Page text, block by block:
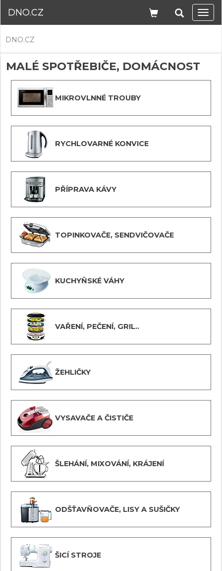
DNO.CZ
DNO.CZ
MALÉ SPOTŘEBIČE, DOMÁCNOST
MIKROVLNNÉ TROUBY
RYCHLOVARNÉ KONVICE
PŘÍPRAVA KÁVY
TOPINKOVAČE, SENDVIČOVAČE
KUCHYŇSKÉ VÁHY
VAŘENÍ, PEČENÍ, GRIL..
ŽEHLIČKY
VYSAVAČE A ČISTIČE
ŠLEHÁNÍ, MIXOVÁNÍ, KRÁJENÍ
ODŠŤAVŇOVAČE, LISY A SUŠIČKY
ŠICÍ STROJE